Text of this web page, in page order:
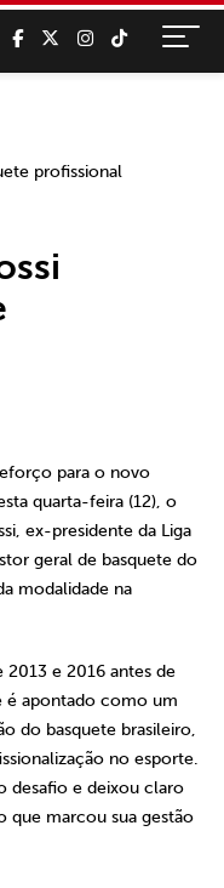
para o novo
quarta-feira (12), o
ex-presidente da Liga
geral de basquete do
modalidade na
2013 e 2016 antes de
é apontado como um
do basquete brasileiro,
no esporte.
desafio e deixou claro
que marcou sua gestão